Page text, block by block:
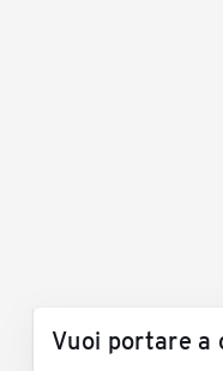
Vuoi portare a